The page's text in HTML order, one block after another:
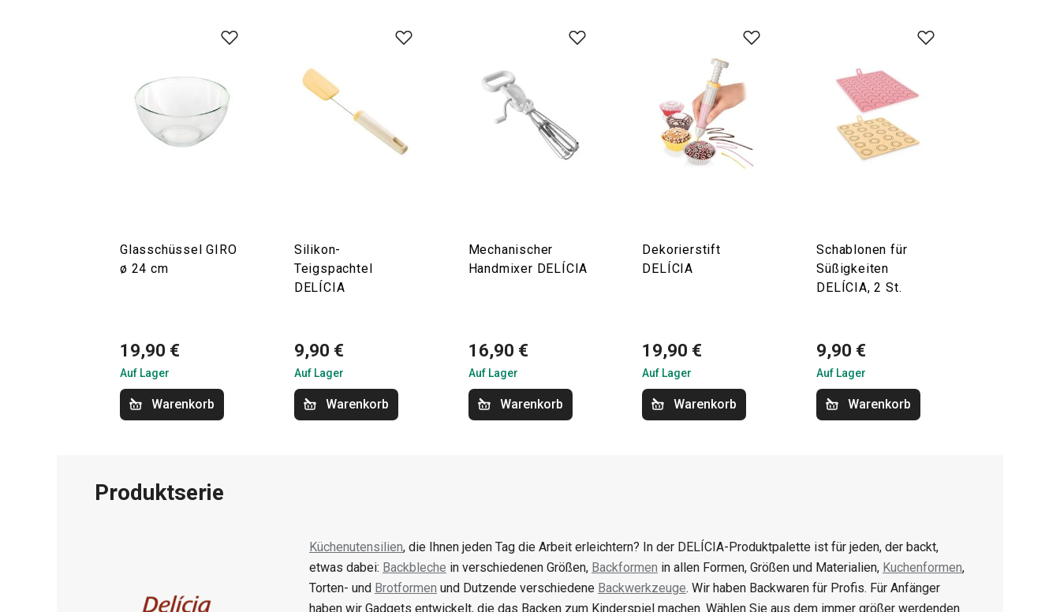
Glasschüssel GIRO
ø 24 cm
19,90 €
Auf Lager
Warenkorb
Silikon-
Teigspachtel
DELÍCIA
9,90 €
Auf Lager
Warenkorb
Mechanischer
Handmixer DELÍCIA
16,90 €
Auf Lager
Warenkorb
Dekorierstift
DELÍCIA
19,90 €
Auf Lager
Warenkorb
Schablonen für
Süßigkeiten
DELÍCIA, 2 St.
9,90 €
Auf Lager
Warenkorb
Produktserie
Küchenutensilien, die Ihnen jeden Tag die Arbeit erleichtern? In der DELÍCIA-Produktpalette ist für jeden, der backt,
etwas dabei: Backbleche in verschiedenen Größen, Backformen in allen Formen, Größen und Materialien, Kuchenformen,
Torten- und Brotformen und Dutzende verschiedene Backwerkzeuge. Wir haben Backwaren für Profis. Für Anfänger
haben wir Gadgets entwickelt, die das Backen zum Kinderspiel machen. Wählen Sie aus dem immer größer werdenden